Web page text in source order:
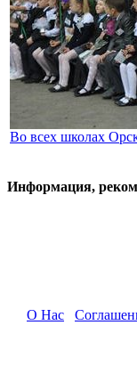
Во всех школах
Информация,
О Нас